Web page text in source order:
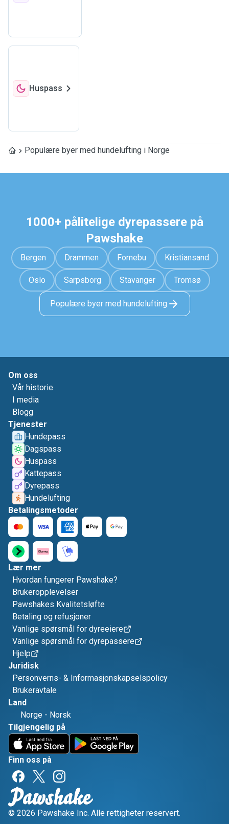
Huspass
Populære byer med hundelufting i Norge
1000+ pålitelige dyrepassere på
Pawshake
Bergen Drammen Fornebu Kristiansand
Oslo Sarpsborg Stavanger Tromsø
Populære byer med hundelufting
Om oss
Vår historie
I media
Blogg
Tjenester
Hundepass
Dagspass
Huspass
Kattepass
Dyrepass
Hundelufting
Betalingsmetoder
Lær mer
Hvordan fungerer Pawshake?
Brukeropplevelser
Pawshakes Kvalitetsløfte
Betaling og refusjoner
Vanlige spørsmål for dyreeiere
Vanlige spørsmål for dyrepassere
Hjelp
Juridisk
Personverns- & Informasjonskapselspolicy
Brukeravtale
Land
Norge - Norsk
Tilgjengelig på
Finn oss på
© 2026 Pawshake Inc. Alle rettigheter reservert.